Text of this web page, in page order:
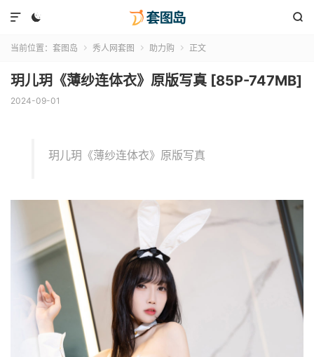
 

当前位置： 套图岛  秀人网套图  助力购  正文
玥儿玥《薄纱连体衣》原版写真 [85P-747MB]
2024-09-01
玥儿玥《薄纱连体衣》原版写真